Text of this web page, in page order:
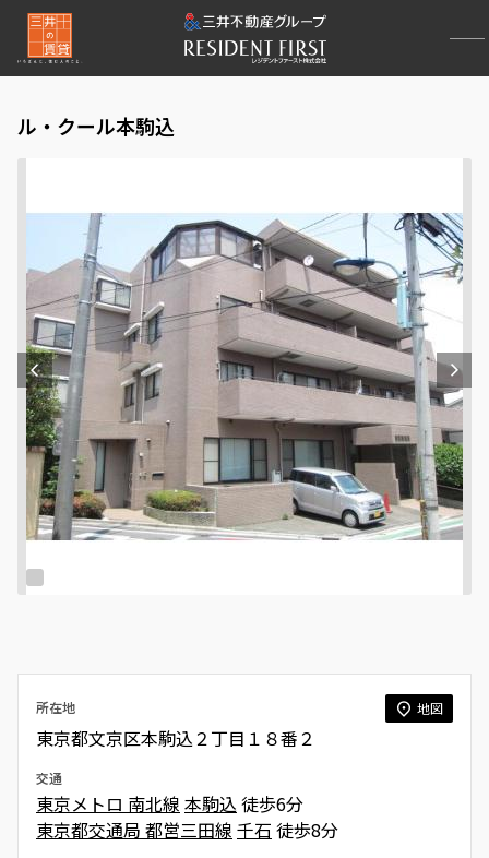
ル・クール本駒込
所在地 地図
東京都文京区本駒込２丁目１８番２
交通
東京メトロ 南北線 本駒込 徒歩6分
東京都交通局 都営三田線 千石 徒歩8分